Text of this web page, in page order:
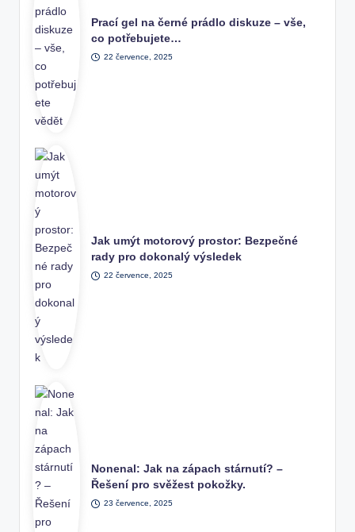
Prací gel na černé prádlo diskuze – vše,
co potřebujete…
22 července, 2025
Jak umýt motorový prostor: Bezpečné
rady pro dokonalý výsledek
22 července, 2025
Nonenal: Jak na zápach stárnutí? –
Řešení pro svěžest pokožky.
23 července, 2025